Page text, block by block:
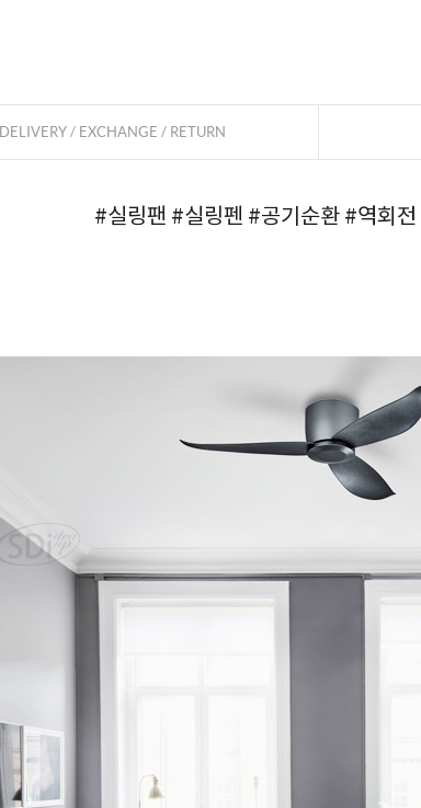
DELIVERY / EXCHANGE / RETURN
#실링팬 #실링펜 #공기순환 #역회전